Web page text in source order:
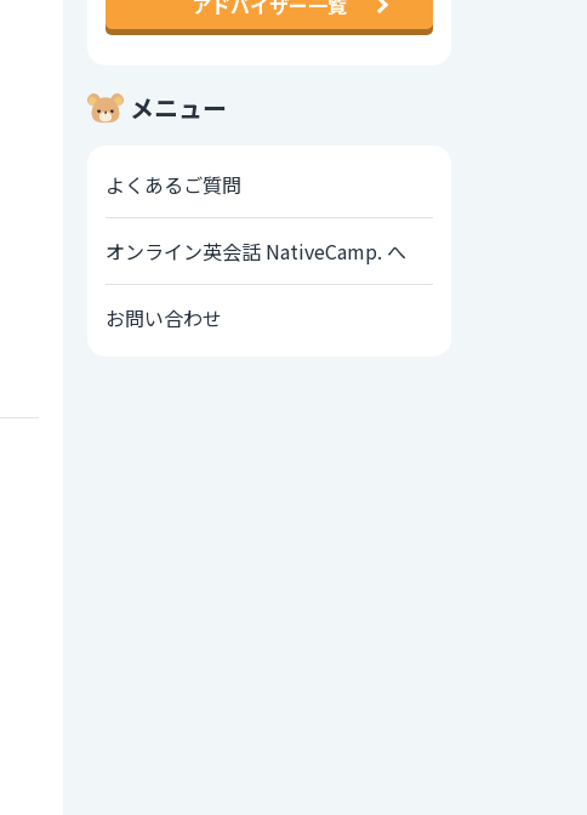
メニュー
よくあるご質問
オンライン英会話 NativeCamp. へ
お問い合わせ